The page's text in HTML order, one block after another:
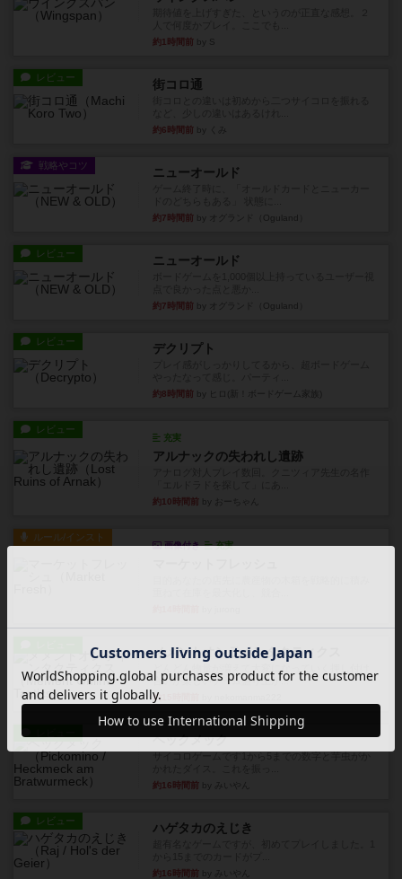
約1時間前 by S
レビュー 街コロ通
約6時間前 by くみ
戦略やコツ ニューオールド
約7時間前 by オグランド（Oguland）
レビュー ニューオールド
約7時間前 by オグランド（Oguland）
レビュー デクリプト
約8時間前 by ヒロ(新！ボードゲーム家族)
レビュー
充実
アルナックの失われし遺跡
約10時間前
ルール/インスト
画像付き 充実
メメントオンラインタクティクス
合いが楽しいゲーム盛り上が...
約15時間前
ヘックメック
約16時間前
レビュー ハゲタカのえじき
約16時間前